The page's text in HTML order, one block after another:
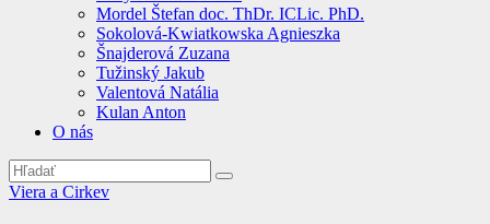
Mordel Štefan doc. ThDr. ICLic. PhD.
Sokolová-Kwiatkowska Agnieszka
Šnajderová Zuzana
Tužinský Jakub
Valentová Natália
Kulan Anton
O nás
Viera a Cirkev